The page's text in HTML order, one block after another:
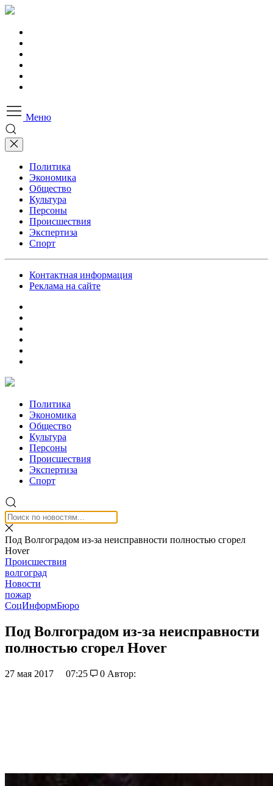
Меню
Политика
Экономика
Общество
Культура
Персоны
Происшествия
Экспертиза
Спорт
Контактная информация
Реклама на сайте
Политика
Экономика
Общество
Культура
Персоны
Происшествия
Экспертиза
Спорт
Под Волгоградом из-за неисправности полностью сгорел
Hover
Происшествия
волгоград
Новости
пожар
СоцИнформБюро
Под Волгоградом из-за неисправности
полностью сгорел Hover
27 мая 2017 07:25 0 Автор: